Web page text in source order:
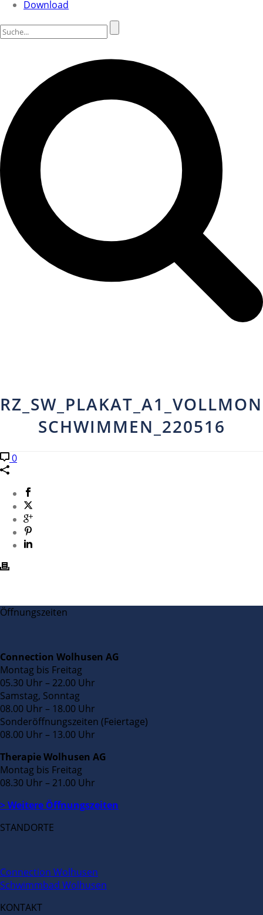
Download
SCHWIMMEN_220516
0
Öffnungszeiten
Connection Wolhusen AG
Montag bis Freitag
05.30 Uhr – 22.00 Uhr
Samstag, Sonntag
08.00 Uhr – 18.00 Uhr
Sonderöffnungszeiten (Feiertage)
08.00 Uhr – 13.00 Uhr
Therapie Wolhusen AG
Montag bis Freitag
08.30 Uhr – 21.00 Uhr
> Weitere Öffnungszeiten
STANDORTE
Connection Wolhusen
Schwimmbad Wolhusen
KONTAKT